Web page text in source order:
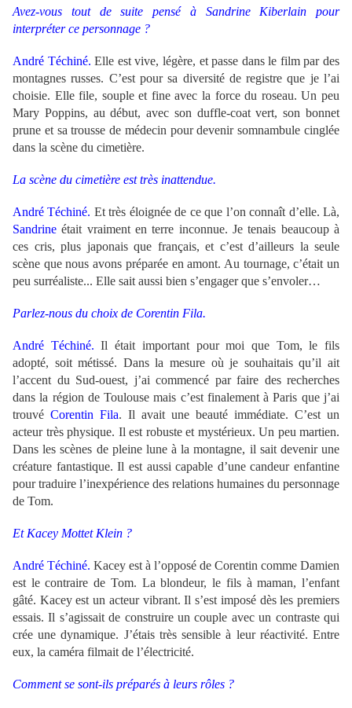
Avez-vous tout de suite pensé à Sandrine Kiberlain pour
interpréter ce personnage ?
André Téchiné. Elle est vive, légère, et passe dans le film par des
montagnes russes. C’est pour sa diversité de registre que je l’ai
choisie. Elle file, souple et fine avec la force du roseau. Un peu
Mary Poppins, au début, avec son duffle-coat vert, son bonnet
prune et sa trousse de médecin pour devenir somnambule cinglée
dans la scène du cimetière.
La scène du cimetière est très inattendue.
André Téchiné. Et très éloignée de ce que l’on connaît d’elle. Là,
Sandrine était vraiment en terre inconnue. Je tenais beaucoup à
ces cris, plus japonais que français, et c’est d’ailleurs la seule
scène que nous avons préparée en amont. Au tournage, c’était un
peu surréaliste... Elle sait aussi bien s’engager que s’envoler…
Parlez-nous du choix de Corentin Fila.
André Téchiné. Il était important pour moi que Tom, le fils
adopté, soit métissé. Dans la mesure où je souhaitais qu’il ait
l’accent du Sud-ouest, j’ai commencé par faire des recherches
dans la région de Toulouse mais c’est finalement à Paris que j’ai
trouvé Corentin Fila. Il avait une beauté immédiate. C’est un
acteur très physique. Il est robuste et mystérieux. Un peu martien.
Dans les scènes de pleine lune à la montagne, il sait devenir une
créature fantastique. Il est aussi capable d’une candeur enfantine
pour traduire l’inexpérience des relations humaines du personnage
de Tom.
Et Kacey Mottet Klein ?
André Téchiné. Kacey est à l’opposé de Corentin comme Damien
est le contraire de Tom. La blondeur, le fils à maman, l’enfant
gâté. Kacey est un acteur vibrant. Il s’est imposé dès les premiers
essais. Il s’agissait de construire un couple avec un contraste qui
crée une dynamique. J’étais très sensible à leur réactivité. Entre
eux, la caméra filmait de l’électricité.
Comment se sont-ils préparés à leurs rôles ?